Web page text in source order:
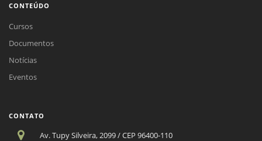
CONTEÚDO
Cursos
Documentos
Notícias
Eventos
CONTATO
Av. Tupy Silveira, 2099 / CEP 96400-110